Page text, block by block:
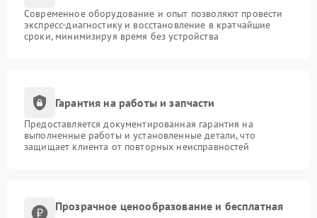
Современное оборудование и опыт позволяют провести
экспресс-диагностику и восстановление в кратчайшие
сроки, минимизируя время без устройства
Гарантия на работы и запчасти
Предоставляется документированная гарантия на
выполненные работы и установленные детали, что
защищает клиента от повторных неисправностей
Прозрачное ценообразование и бесплатная